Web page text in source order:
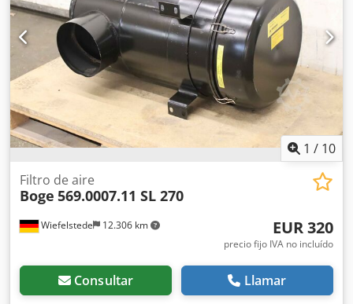
1 / 10
Wiefelstede 12.306 km
Filtro de aire
Boge 569.0007.11 SL 270
EUR 320
precio fijo IVA no incluído
Consultar Llamar